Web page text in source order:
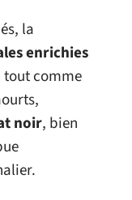
la
enrichies
tout comme
noir, bien